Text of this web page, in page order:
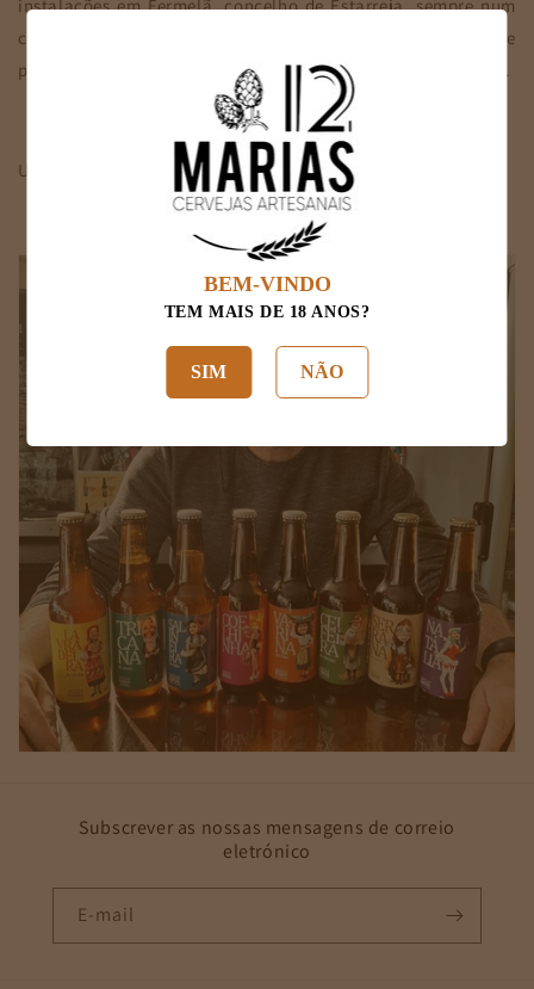
instalações em Fermelã, concelho de Estarreja, sempre num
constante aperfeiçoamento. Apostamos na produção de
pequenos lotes onde o conceito “Artesanal” é seguido a rigor.
Um regresso ao passado até às origens da Cerveja...
Subscrever as nossas mensagens de correio
eletrónico
E-mail
BEM-VINDO
TEM MAIS DE 18 ANOS?
SIM NÃO